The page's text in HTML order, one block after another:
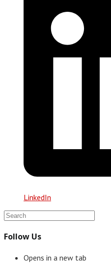
LinkedIn
Follow Us
Opens in a new tab